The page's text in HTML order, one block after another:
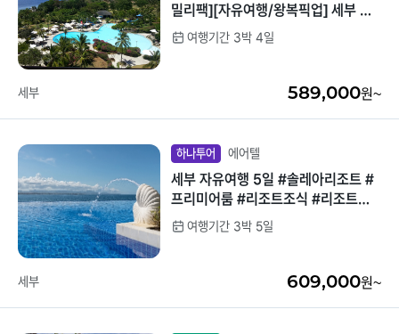
밀리팩][자유여행/왕복픽업] 세부 샹
그릴라 디럭스(메인윙) 3박4일
여행기간 3박 4일
세부 589,000원~
하나투어 에어텔
세부 자유여행 5일 #솔레아리조트 #
프리미어룸 #리조트조식 #리조트석
식1회 #공항픽업 #여행자보험 #아쿠
아웰컴BAG&쿠폰북제공 #선택관광
여행기간 3박 5일
세부 609,000원~